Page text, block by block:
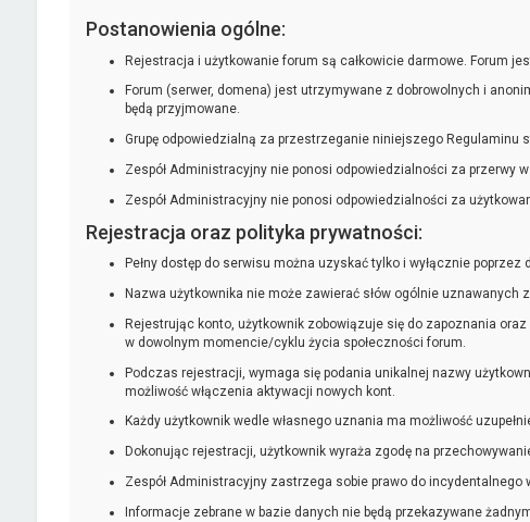
Postanowienia ogólne:
Rejestracja i użytkowanie forum są całkowicie darmowe. Forum
Forum (serwer, domena) jest utrzymywane z dobrowolnych i
będą przyjmowane.
Grupę odpowiedzialną za przestrzeganie niniejszego Regulaminu
Zespół Administracyjny nie ponosi odpowiedzialności za przerwy
Zespół Administracyjny nie ponosi odpowiedzialności za
Rejestracja oraz polityka prywatności:
Pełny dostęp do serwisu można uzyskać tylko i wyłącznie
Nazwa użytkownika nie może zawierać słów ogólnie
Rejestrując konto, użytkownik zobowiązuje się do zapoznania
w dowolnym momencie/cyklu życia społeczności forum.
Podczas rejestracji, wymaga się podania unikalnej nazwy
możliwość włączenia aktywacji nowych kont.
Każdy użytkownik wedle własnego uznania ma możliwość
Dokonując rejestracji, użytkownik wyraża zgodę na
Zespół Administracyjny zastrzega sobie prawo do
Informacje zebrane w bazie danych nie będą przekazywane